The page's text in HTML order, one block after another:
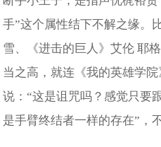
手”这个属性结下不解之缘。
雪、《进击的巨人》艾伦 耶
当之高，就连《我的英雄学
说：“这是诅咒吗？感觉只要
是手臂终结者一样的存在”，